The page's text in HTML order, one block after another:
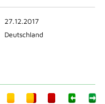
27.12.2017
Deutschland